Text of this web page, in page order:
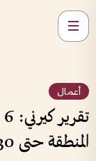
أعمال
المنطقة حتى 2030